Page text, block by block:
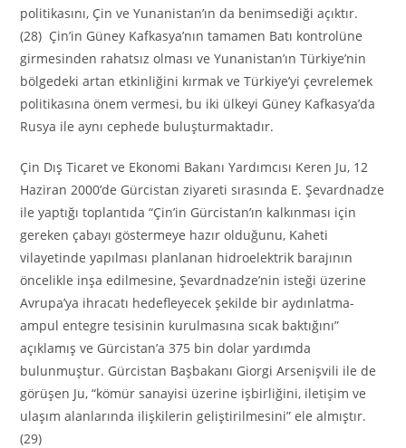
politikasını, Çin ve Yunanistan’ın da benimsediği açıktır.
(28) Çin’in Güney Kafkasya’nın tamamen Batı kontrolüne
girmesinden rahatsız olması ve Yunanistan’ın Türkiye’nin
bölgedeki artan etkinliğini kırmak ve Türkiye’yi çevrelemek
politikasına önem vermesi, bu iki ülkeyi Güney Kafkasya’da
Rusya ile aynı cephede buluşturmaktadır.
Çin Dış Ticaret ve Ekonomi Bakanı Yardımcısı Keren Ju, 12
Haziran 2000’de Gürcistan ziyareti sırasında E. Şevardnadze
ile yaptığı toplantıda “Çin’in Gürcistan’ın kalkınması için
gereken çabayı göstermeye hazır olduğunu, Kaheti
vilayetinde yapılması planlanan hidroelektrik barajının
öncelikle inşa edilmesine, Şevardnadze’nin isteği üzerine
Avrupa’ya ihracatı hedefleyecek şekilde bir aydınlatma-
ampul entegre tesisinin kurulmasına sıcak baktığını”
açıklamış ve Gürcistan’a 375 bin dolar yardımda
bulunmuştur. Gürcistan Başbakanı Giorgi Arsenişvili ile de
görüşen Ju, “kömür sanayisi üzerine işbirliğini, iletişim ve
ulaşım alanlarında ilişkilerin geliştirilmesini” ele almıştır.
(29)